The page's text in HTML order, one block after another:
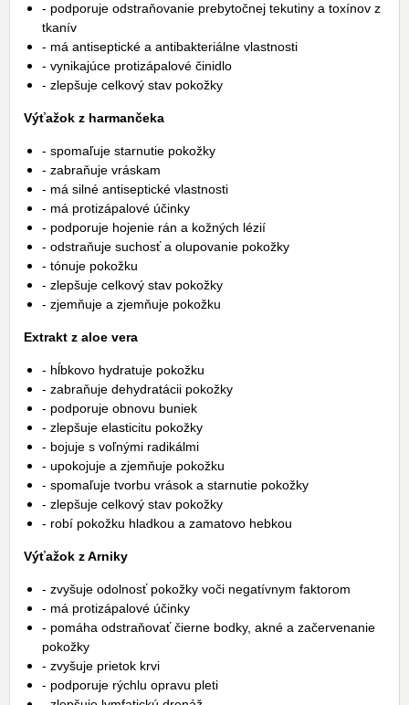
- podporuje odstraňovanie prebytočnej tekutiny a toxínov z
tkanív
- má antiseptické a antibakteriálne vlastnosti
- vynikajúce protizápalové činidlo
- zlepšuje celkový stav pokožky
Výťažok z harmančeka
- spomaľuje starnutie pokožky
- zabraňuje vráskam
- má silné antiseptické vlastnosti
- má protizápalové účinky
- podporuje hojenie rán a kožných lézií
- odstraňuje suchosť a olupovanie pokožky
- tónuje pokožku
- zlepšuje celkový stav pokožky
- zjemňuje a zjemňuje pokožku
Extrakt z aloe vera
- hĺbkovo hydratuje pokožku
- zabraňuje dehydratácii pokožky
- podporuje obnovu buniek
- zlepšuje elasticitu pokožky
- bojuje s voľnými radikálmi
- upokojuje a zjemňuje pokožku
- spomaľuje tvorbu vrások a starnutie pokožky
- zlepšuje celkový stav pokožky
- robí pokožku hladkou a zamatovo hebkou
Výťažok z Arniky
- zvyšuje odolnosť pokožky voči negatívnym faktorom
- má protizápalové účinky
- pomáha odstraňovať čierne bodky, akné a začervenanie
pokožky
- zvyšuje prietok krvi
- podporuje rýchlu opravu pleti